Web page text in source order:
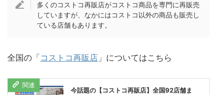
多くのコストコ再販店がコストコ商品を専門に再販売
していますが、なかにはコストコ以外の商品も販売し
ている店舗もあります。
全国の「コストコ再販店 」についてはこちら
今話題の【コストコ再販店】全国92店舗ま